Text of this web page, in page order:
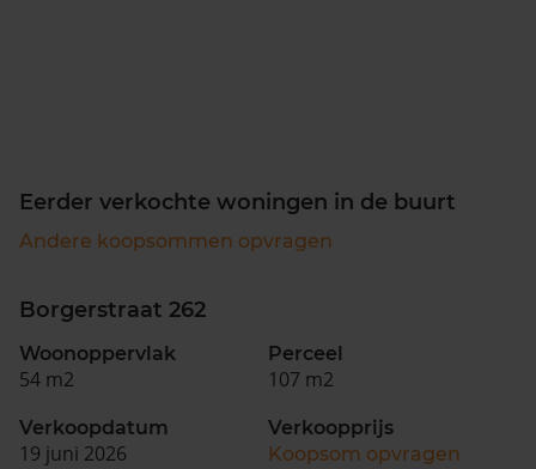
Eerder verkochte woningen in de buurt
Andere koopsommen opvragen
Borgerstraat 262
Woonoppervlak
54 m2
Perceel
107 m2
Verkoopdatum
19 juni 2026
Verkoopprijs
Koopsom opvragen